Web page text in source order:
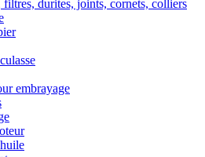
filtres, durites, joints, cornets, colliers
embrayage